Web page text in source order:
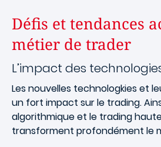
Défis et tendances
métier de trader
L’impact des
Les nouvelles technologkies et
un fort impact sur le trading.
algorithmique et le trading
transforment profondément le